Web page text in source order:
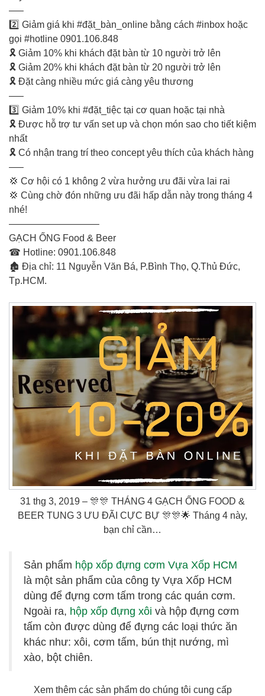
—–
2️⃣ Giảm giá khi #đặt_bàn_online bằng cách #inbox hoặc
gọi #hotline 0901.106.848
🎗️ Giảm 10% khi khách đặt bàn từ 10 người trở lên
🎗️ Giảm 20% khi khách đặt bàn từ 20 người trở lên
🎗️ Đặt càng nhiều mức giá càng yêu thương
—–
3️⃣ Giảm 10% khi #đặt_tiệc tại cơ quan hoặc tại nhà
🎗️ Được hỗ trợ tư vấn set up và chọn món sao cho tiết kiệm
nhất
🎗️ Có nhận trang trí theo concept yêu thích của khách hàng
—–
💢 Cơ hội có 1 không 2 vừa hưởng ưu đãi vừa lai rai
💢 Cùng chờ đón những ưu đãi hấp dẫn này trong tháng 4
nhé!
—————————–
GẠCH ỐNG Food & Beer
☎ Hotline: 0901.106.848
🏚 Địa chỉ: 11 Nguyễn Văn Bá, P.Bình Thọ, Q.Thủ Đức,
Tp.HCM.
31 thg 3, 2019 – ️🎊️🎊 THÁNG 4 GẠCH ỐNG FOOD &
BEER TUNG 3 ƯU ĐÃI CỰC BỰ ️🎊️🎊🌟 Tháng 4 này,
bạn chỉ cần…
Sản phẩm hộp xốp đựng cơm Vựa Xốp HCM
là một sản phẩm của công ty Vựa Xốp HCM
dùng để đựng cơm tấm trong các quán cơm.
Ngoài ra, hộp xốp đựng xôi và hộp đựng cơm
tấm còn được dùng để đựng các loại thức ăn
khác như: xôi, cơm tấm, bún thịt nướng, mì
xào, bột chiên.
Xem thêm các sản phẩm do chúng tôi cung cấp